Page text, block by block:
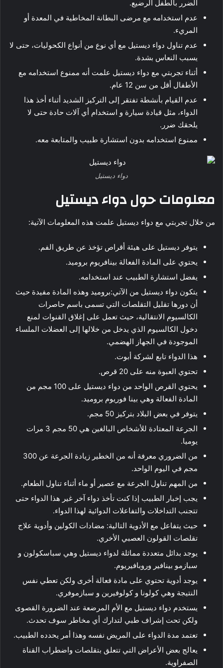
الضرر بالطفل الرضيع.
عدم استخدامه مع مرضى البطانة المخاطية في المعدة أو
المريء.
عدم تناول دواء ديستيل مع أي نوع من أنواع الكحوليات، حتى لا
يسبب النعاس بشدة.
أثناء تجربتي مع دواء ديستيل علمت أنه ممنوع استخدامه مع
الأطفال أقل من سن 12 عام.
عدم القيام بأنشطة تفتقر إلى التركيز الشديد أثناء أخذ هذا
الدواء، مثل قيادة سيارة و استخدام أي آلات حادة حتى لا
يلحقك ضرر.
ممنوع استخدامه بدون استشارة طبيب والمتابعة معه.
دواء ديستيل
معلومات حول دواء ديستيل
من خلال تجربتي مع دواء ديستيل علمت هذه المعلومات الآتية:
يتوفر ديستيل على هيئة أقراص تؤخذ عن طريق الفم.
يحتوي على المادة الفعالة بينافريوم بروميد.
يفضل استشارة الطبيب عند استخدامه.
يتكون دواء ديستيل من الآتي:بروميد وهذه المادة مفيدة حيث
أن دورها تقليل التقلصات التي تسمى باسم حاصرات
الكالسيوم الانتقالية، حيث تعمل على إغلاق القنوات لمنع
دخول الكالسيوم الذي يدخل من خلالها إلى العضلات الملساء
الموجودة في الجهاز الهضمي.
هذا الدواء تابع لشركة أبوت.
تحتوي العبوة منه على 20 قرص.
يحتوي القرص الواحد من دواء ديستيل على 100 مجم من
المادة الفعالة وهي بينا فوريوم بروميد.
يتوفر في بعض البلاد بتركيز 50 مجم.
الجرعة المعتادة للأشخاص البالغين هي 50 مجم 3 مرات
يوميا.
من الضروري معرفة أنه من الخطير زيادة الجرعة عن 300
مجم في اليوم الواحد.
من المهم تناول الجرعة مع عصير أو ماء أثناء تناول الطعام.
يجب إخبار الطبيب إذا كنت تأخذ دواء آخر غير هذا الدواء حتى
تتجنب التداخلات والتفاعلات الدوائية لهذا الدواء.
حيث يتفاعل مع الأدوية التالية: مضادات الكولين وأدوية علاج
تقلصات القولون العصبي الأخري.
يوجد بدائل متعددة مماثلة لدواء ديستيل وهي سباسكولون و
سبازمو بينافير وروبافيريوم.
يوجد أدوية تحتوي على مادة فعالة أخرى ولكن تعطي نفس
النتيجة وهي كولونا و كولوفيرين و سبازموفري.
يستخدم دواء ديستيل مع الأم المرضعة عند الضرورة القصوى
ولكن تحت إشراف طبي لتدارك أي مخاطر سوف تحدث.
تعتمد مدة الدواء على المريض نفسه وهذا أمر يحدده الطبيب.
يعالج بعض الأعراض التي تتعلق بتقلصات واضطراب القناة
الصفراوية.